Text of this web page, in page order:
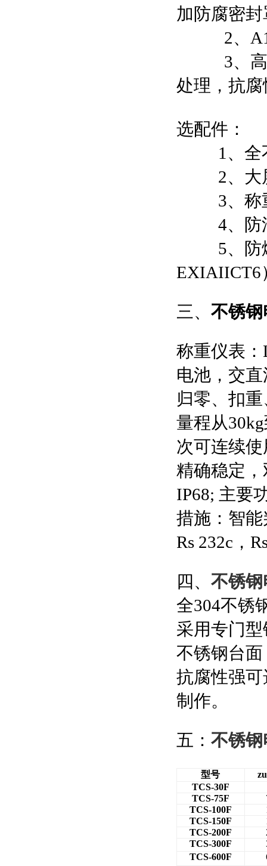
加防腐密
2、
3、
处理，抗腐
选配件：
1、全不
2、大屏
3、称
4、防浪
5、防
EXIAIICT6
三、 不锈
称重仪表
电池，交
归零、扣
量程从30kg
次可连续使
精确稳定
IP68; 主要
措施：智
Rs 232c ，
四、 不锈
全304不锈
采用专门
不锈钢台
抗腐性强
制作。
五： 不锈
型号
TCS-30F
TCS-75F
TCS-100F
TCS-150F
TCS-200F
TCS-300F
TCS-600F